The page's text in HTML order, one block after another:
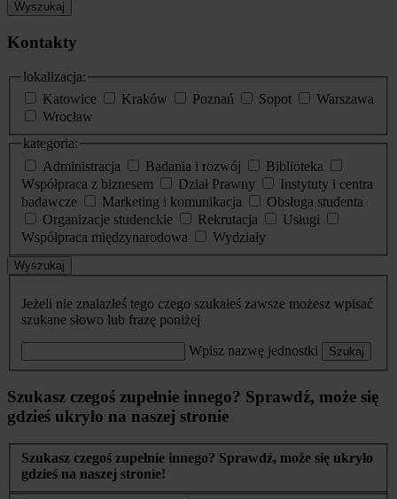
Wyszukaj
Kontakty
lokalizacja:
Katowice
Kraków Poznań Sopot
Warszawa
Wrocław
kategoria:
Administracja
Badania i rozwój
Biblioteka
Współpraca z biznesem
Dział Prawny
Instytuty i centra
badawcze
Marketing i komunikacja
Obsługa studenta
Organizacje studenckie
Rekrutacja
Usługi
Współpraca międzynarodowa
Wydziały
Wyszukaj
Jeżeli nie znalazłeś tego czego szukałeś zawsze możesz wpisać
szukane słowo lub frazę poniżej
Wpisz nazwę jednostki Szukaj
Szukasz czegoś zupełnie innego? Sprawdź, może się
gdzieś ukryło na naszej stronie
Szukasz czegoś zupełnie innego? Sprawdź, może się ukryło
gdzieś na naszej stronie!